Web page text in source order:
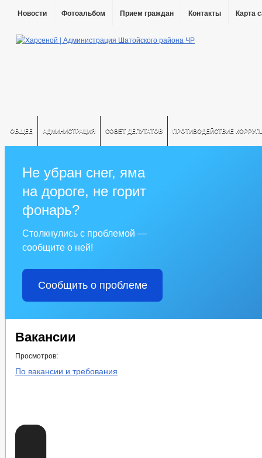
Новости Фотоальбом Прием граждан Контакты Карта
ОБЩЕЕ АДМИНИСТРАЦИЯ СОВЕТ ДЕПУТАТОВ ПРОТИВОДЕЙСТВИЕ
Не убран снег, яма
на дороге, не горит
фонарь?
Столкнулись с проблемой —
сообщите о ней!
Сообщить о проблеме
Вакансии
Просмотров:
По вакансии и требования